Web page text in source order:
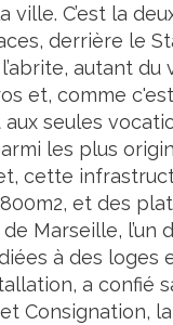
ville. C’est la
derrière le
autant
et, comme
seules
les plus
cette
et des
Marseille,
à des loges
a confié
Consignation,